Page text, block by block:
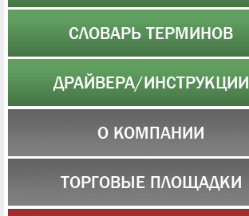
СЛОВАРЬ ТЕРМИНОВ
ДРАЙВЕРА/ИНСТРУКЦИИ
О КОМПАНИИ
ТОРГОВЫЕ ПЛОЩАДКИ